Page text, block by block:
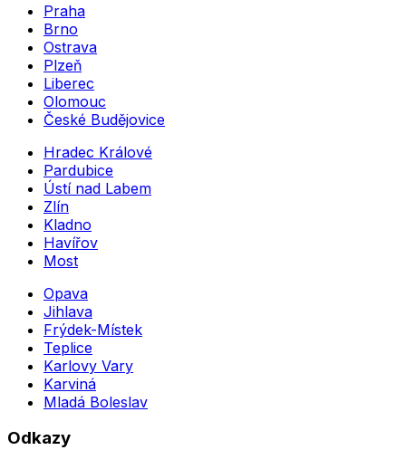
Praha
Brno
Ostrava
Plzeň
Liberec
Olomouc
České Budějovice
Hradec Králové
Pardubice
Ústí nad Labem
Zlín
Kladno
Havířov
Most
Opava
Jihlava
Frýdek-Místek
Teplice
Karlovy Vary
Karviná
Mladá Boleslav
Odkazy